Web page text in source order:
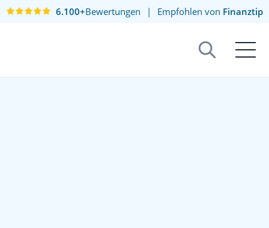
6.100+Bewertungen | Empfohlen von Finanztip